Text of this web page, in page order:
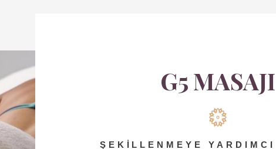
G5 MASAJI
ŞEKILLENMEYE